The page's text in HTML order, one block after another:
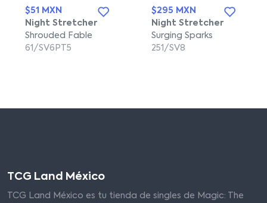
$51 MXN
Night Stretcher
Shrouded Fable
61/SV6PT5
$295 MXN
Night Stretcher
Surging Sparks
251/SV8
TCG Land México
TCG Land México es tu tienda de singles de Magic: The